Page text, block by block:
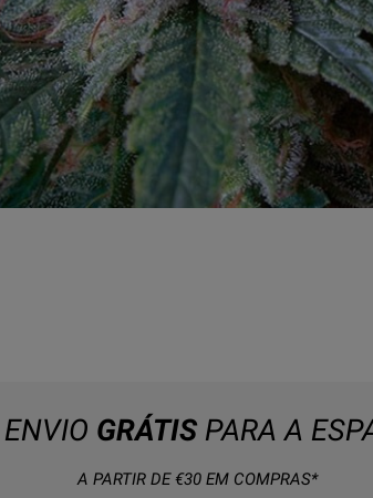
ENVIO GRÁTIS PARA A
A PARTIR DE €30 EM COMPRAS*